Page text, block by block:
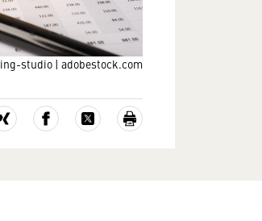
studio | adobestock.com